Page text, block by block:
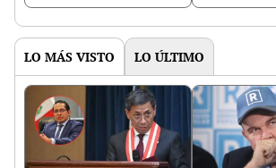
LO MÁS VISTO LO ÚLTIMO